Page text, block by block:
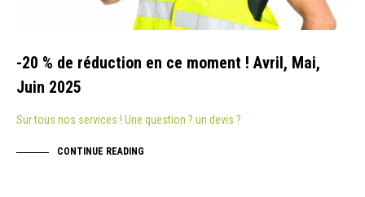
-20 % de réduction en ce moment ! Avril, Mai,
Juin 2025
Sur tous nos services ! Une question ? un devis ?
CONTINUE READING